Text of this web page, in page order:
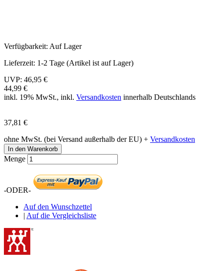
Verfügbarkeit: Auf Lager
Lieferzeit: 1-2 Tage (Artikel ist auf Lager)
UVP: 46,95 €
44,99 €
inkl. 19% MwSt., inkl. Versandkosten innerhalb Deutschlands
37,81 €
ohne MwSt. (bei Versand außerhalb der EU) + Versandkosten
In den Warenkorb
Menge
-ODER-
Auf den Wunschzettel
| Auf die Vergleichsliste